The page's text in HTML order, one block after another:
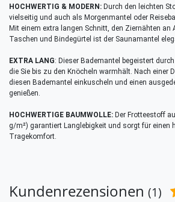
HOCHWERTIG & MODERN: Durch den leichten
vielseitig und auch als Morgenmantel oder
Mit einem extra langen Schnitt, den Ziernähten an
Taschen und Bindegürtel ist der Saunamantel
EXTRA LANG: Dieser Bademantel begeistert
die Sie bis zu den Knöcheln warmhält. Nach einer
diesen Bademantel einkuscheln und einen
genießen.
HOCHWERTIGE BAUMWOLLE: Der Frotteestoff
g/m²) garantiert Langlebigkeit und sorgt für einen
Tragekomfort.
Kundenrezensionen (1)